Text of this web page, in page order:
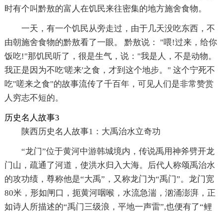
时有个叫黔敖的富人在饥民来往密集的地方施舍食物。
一天，有一个饥民从旁走过，由于几天没吃东西，不
由朝施舍食物的黔敖看了一眼。 黔敖说： "喂!过来，给你
饭吃!"那饥民听了，很是生气，说："我是人，不是动物。
我正是因为不吃'嗟来'之食，才到这个地步。" 这个宁死不
吃"嗟来之食"的故事流传了千百年，可见人们是非常赞赏
人穷志不短的。
历史名人故事3
陕西历史名人故事1：大禹治水立奇功
“龙门”位于黄河中游韩城境内，传说禹用神斧劈开龙
门山，疏通了河道，使洪水归入大海。后代人称颂禹治水
的攻功绩，尊称他是“大禹”，又称龙门为“禹门”。龙门宽
80米，形如闸口，扼黄河咽喉，水流急湍，汹涌澎湃，正
如诗人所描述的“禹门三级浪，平地一声雷”,也便有了“鲤